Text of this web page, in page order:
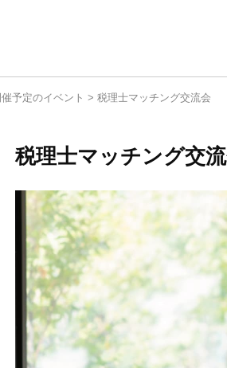
催予定のイベント > 税理士マッチング交流会
税理士マッチング交